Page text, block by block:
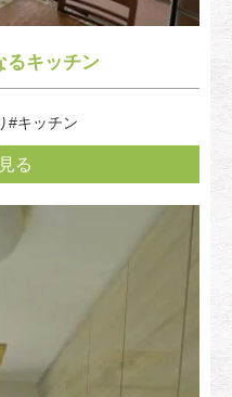
るキッチン
#キッチン
る